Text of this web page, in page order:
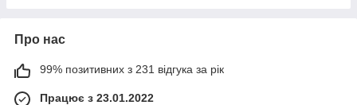
Про нас
99% позитивних з 231 відгука за рік
Працює з 23.01.2022